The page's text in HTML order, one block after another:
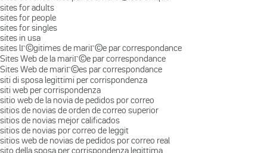
sites for adults
sites for people
sites for singles
sites in usa
sites lГ©gitimes de mariГ©e par correspondance
Sites Web de la mariГ©e par correspondance
Sites Web de mariГ©es par correspondance
siti di sposa legittimi per corrispondenza
siti web per corrispondenza
sitio web de la novia de pedidos por correo
sitios de novias de orden de correo superior
sitios de novias mejor calificados
sitios de novias por correo de leggit
sitios web de novias de pedidos por correo real
sito della sposa per corrispondenza legittima